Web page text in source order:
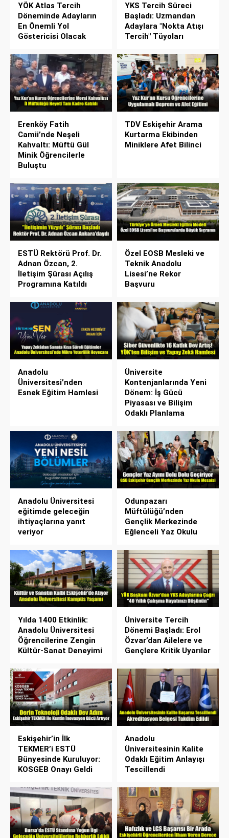
YÖK Atlas Tercih
Döneminde Adayların
En Önemli Yol
Göstericisi Olacak
YKS Tercih Süreci
Başladı: Uzmandan
Adaylara "Nokta Atışı
Tercih" Tüyoları
Erenköy Fatih
Camii’nde Neşeli
Kahvaltı: Müftü Gül
Minik Öğrencilerle
Buluştu
TDV Eskişehir Arama
Kurtarma Ekibinden
Miniklere Afet Bilinci
ESTÜ Rektörü Prof. Dr.
Adnan Özcan, 2.
İletişim Şûrası Açılış
Programına Katıldı
Özel EOSB Mesleki ve
Teknik Anadolu
Lisesi’ne Rekor
Başvuru
Anadolu
Üniversitesi’nden
Esnek Eğitim Hamlesi
Üniversite
Kontenjanlarında Yeni
Dönem: İş Gücü
Piyasası ve Bilişim
Odaklı Planlama
Anadolu Üniversitesi
eğitimde geleceğin
ihtiyaçlarına yanıt
veriyor
Odunpazarı
Müftülüğü’nden
Gençlik Merkezinde
Eğlenceli Yaz Okulu
Yılda 1400 Etkinlik:
Anadolu Üniversitesi
Öğrencilerine Zengin
Kültür-Sanat Deneyimi
Üniversite Tercih
Dönemi Başladı: Erol
Özvar’dan Ailelere ve
Gençlere Kritik Uyarılar
Eskişehir’in İlk
TEKMER’i ESTÜ
Bünyesinde Kuruluyor:
KOSGEB Onayı Geldi
Anadolu
Üniversitesinin Kalite
Odaklı Eğitim Anlayışı
Tescillendi